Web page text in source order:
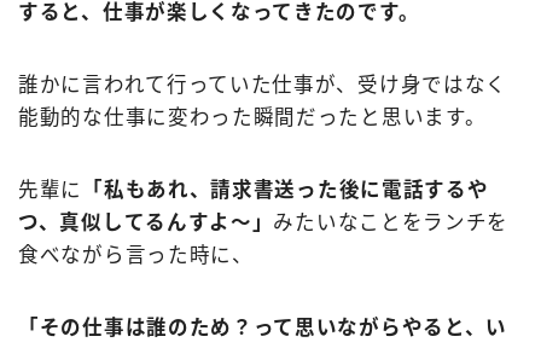
すると、仕事が楽しくなってきたのです。
誰かに言われて行っていた仕事が、受け身ではなく
能動的な仕事に変わった瞬間だったと思います。
先輩に
「私もあれ、請求書送った後に電話するや
つ、真似してるんすよ〜」 みたいなことをランチを
食べながら言った時に、
「その仕事は誰のため？って思いながらやると、い